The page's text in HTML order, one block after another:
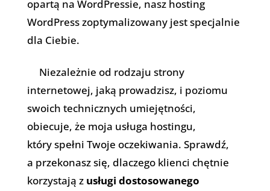
opartą na WordPressie, nasz hosting
WordPress zoptymalizowany jest specjalnie
dla Ciebie.
Niezależnie od rodzaju strony
internetowej, jaką prowadzisz, i poziomu
swoich technicznych umiejętności,
obiecuje, że moja usługa hostingu,
który spełni Twoje oczekiwania. Sprawdź,
a przekonasz się, dlaczego klienci chętnie
korzystają z usługi dostosowanego